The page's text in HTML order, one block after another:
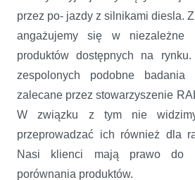
przez po- jazdy z silnikami diesla.
angażujemy się w niezależne
produktów dostępnych na
zespolonych podobne
zalecane przez stowarzyszenie
W związku z tym nie
przeprowadzać ich również dla
Nasi klienci mają prawo do
porównania produktów.